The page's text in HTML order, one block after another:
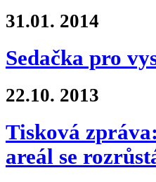
31.01. 2014
Sedačka pro
22.10. 2013
Tisková
areál se